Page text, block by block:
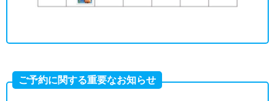
ご予約に関する重要なお知らせ